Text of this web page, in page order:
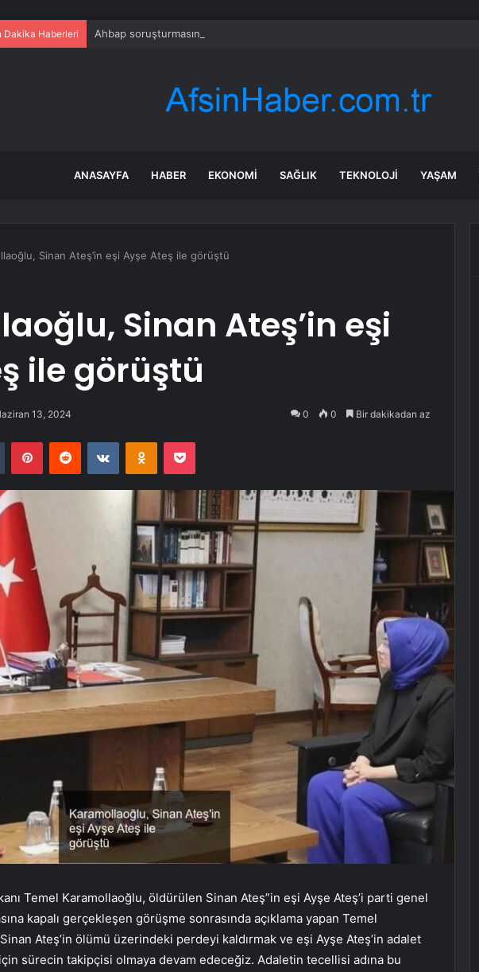
Dakika Haberleri Ahbap soruşturmasında iş insanı Hüseyin Başaran’a tutuklama talebi
ANASAYFA HABER EKONOMI SAĞLIK TEKNOLOJI YAŞAM
Sinan Ateş’in eşi Ayşe Ateş ile görüştü
Sinan Ateş’in eşi
ile görüştü
13, 2024 0 0 Bir dakikadan az
Tumblr PinterestReddit VKontakteOdnoklassniki
Pocket
Temel Karamollaoğlu, öldürülen Sinan Ateş”in eşi Ayşe Ateş’i parti genel
kapalı gerçekleşen görüşme sonrasında açıklama yapan Temel
Ateş’in ölümü üzerindeki perdeyi kaldırmak ve eşi Ayşe Ateş’in adalet
sürecin takipçisi olmaya devam edeceğiz. Adaletin tecellisi adına bu